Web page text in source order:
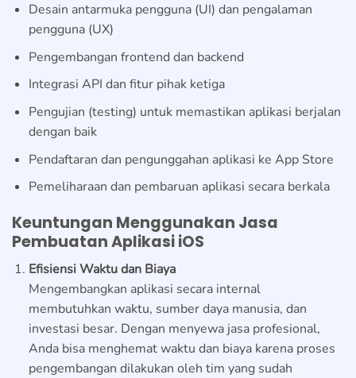
Desain antarmuka pengguna (UI) dan pengalaman
pengguna (UX)
Pengembangan frontend dan backend
Integrasi API dan fitur pihak ketiga
Pengujian (testing) untuk memastikan aplikasi berjalan
dengan baik
Pendaftaran dan pengunggahan aplikasi ke App Store
Pemeliharaan dan pembaruan aplikasi secara berkala
Keuntungan Menggunakan Jasa
Pembuatan Aplikasi iOS
Efisiensi Waktu dan Biaya
Mengembangkan aplikasi secara internal
membutuhkan waktu, sumber daya manusia, dan
investasi besar. Dengan menyewa jasa profesional,
Anda bisa menghemat waktu dan biaya karena proses
pengembangan dilakukan oleh tim yang sudah